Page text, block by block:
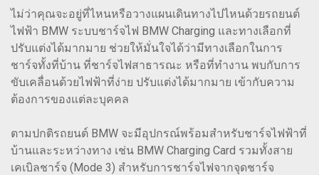
ไม่ว่าคุณจะอยู่ที่ไหนหรือวางแผนเดินทางไปไหนด้วยรถยนต์
ไฟฟ้า BMW ระบบชาร์จไฟ BMW Charging และทางเลือกที่
ปรับแต่งได้มากมาย ช่วยให้มั่นใจได้ว่ามีทางเลือกในการ
ชาร์จทั้งที่บ้าน ที่ชาร์จไฟสาธารณะ หรือที่ทำงาน พบกับการ
ขับเคลื่อนด้วยไฟฟ้าที่ง่าย ปรับแต่งได้มากมาย เข้ากับความ
ต้องการของแต่ละบุคคล
ตามปกติรถยนต์ BMW จะมีอุปกรณ์พร้อมสำหรับชาร์จไฟฟ้าที่
บ้านและระหว่างทาง เช่น BMW Charging Card รวมทั้งสาย
เคเบิลชาร์จ (Mode 3) สำหรับการชาร์จไฟจากจุดชาร์จ